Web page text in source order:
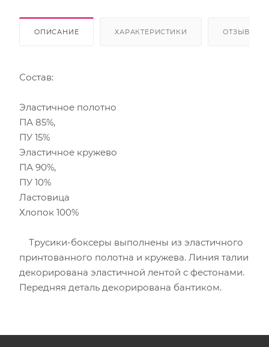
ОПИСАНИЕ ХАРАКТЕРИСТИКИ ОТЗЫВЫ
Состав:
Эластичное полотно
ПА 85%,
ПУ 15%
Эластичное кружево
ПА 90%,
ПУ 10%
Ластовица
Хлопок 100%
Трусики-боксеры выполнены из эластичного
принтованного полотна и кружева. Линия талии
декорирована эластичной лентой с фестонами.
Передняя деталь декорирована бантиком.